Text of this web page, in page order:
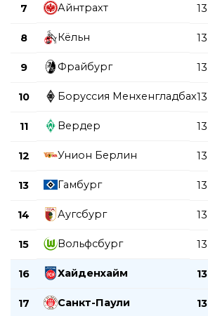
7 Айнтрахт 13
8 Кёльн 13
9 Фрайбург 13
10 Боруссия Менхенгладбах13
11 Вердер 13
12 Унион Берлин 13
13 Гамбург 13
14 Аугсбург 13
15 Вольфсбург 13
16 Хайденхайм 13
17 Санкт-Паули 13